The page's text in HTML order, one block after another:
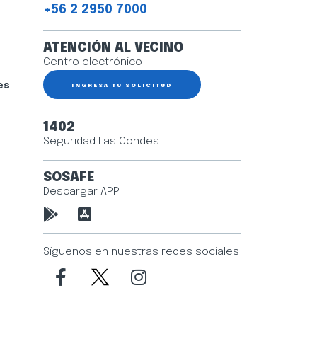
+56 2 2950 7000
ATENCIÓN AL VECINO
Centro electrónico
INGRESA TU SOLICITUD
1402
Seguridad Las Condes
SOSAFE
Descargar APP
Síguenos en nuestras redes sociales